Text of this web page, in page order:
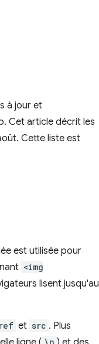
à jour et
Cet article décrit les
Cette liste est
est utilisée pour
<img
lisent jusqu'au
et src . Plus